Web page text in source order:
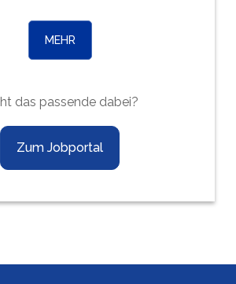
MEHR
das passende dabei?
Zum Jobportal